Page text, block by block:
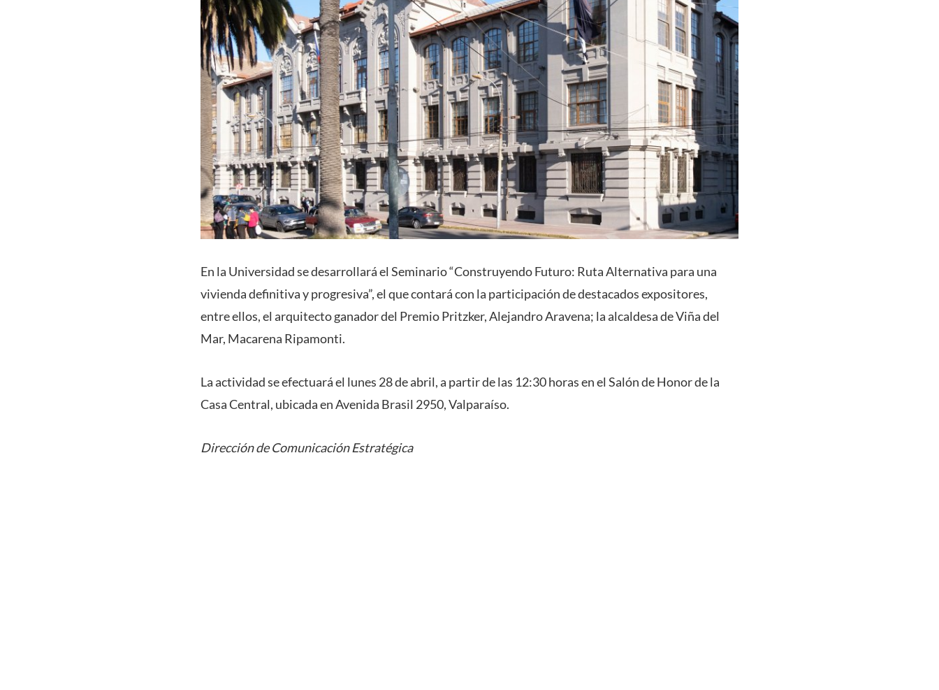
En la Universidad se desarrollará el Seminario “Construyendo Futuro: Ruta Alternativa para una
vivienda definitiva y progresiva”, el que contará con la participación de destacados expositores,
entre ellos, el arquitecto ganador del Premio Pritzker, Alejandro Aravena; la alcaldesa de Viña del
Mar, Macarena Ripamonti.
La actividad se efectuará el lunes 28 de abril, a partir de las 12:30 horas en el Salón de Honor de la
Casa Central, ubicada en Avenida Brasil 2950, Valparaíso.
Dirección de Comunicación Estratégica